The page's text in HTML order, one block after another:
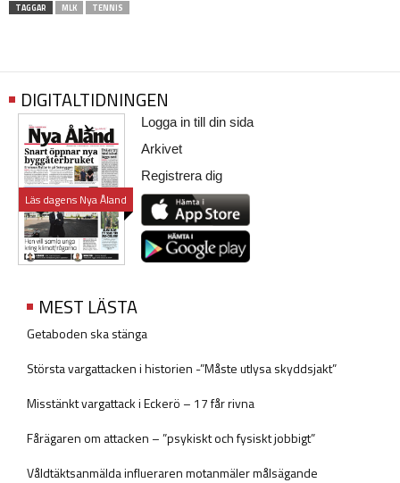
TAGGAR MLK TENNIS
DIGITALTIDNINGEN
Läs dagens Nya Åland
Logga in till din sida
Arkivet
Registrera dig
MEST LÄSTA
Getaboden ska stänga
Största vargattacken i historien -”Måste utlysa skyddsjakt”
Misstänkt vargattack i Eckerö – 17 får rivna
Fårägaren om attacken – ”psykiskt och fysiskt jobbigt”
Våldtäktsanmälda influeraren motanmäler målsägande